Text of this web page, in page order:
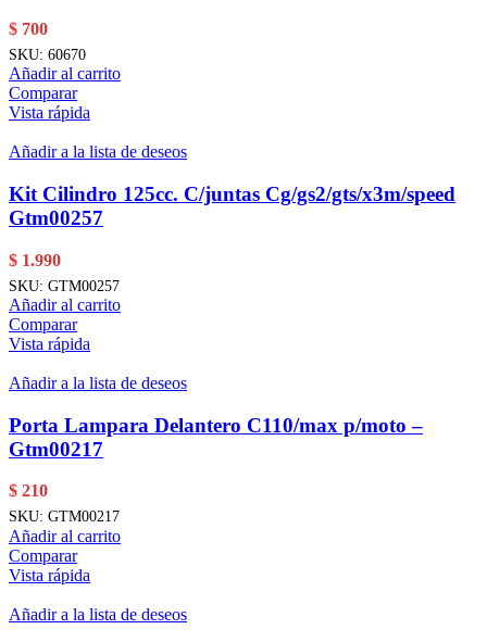
$ 700
SKU: 60670
Añadir al carrito
Comparar
Vista rápida
Añadir a la lista de deseos
Kit Cilindro 125cc. C/juntas Cg/gs2/gts/x3m/speed
Gtm00257
$ 1.990
SKU: GTM00257
Añadir al carrito
Comparar
Vista rápida
Añadir a la lista de deseos
Porta Lampara Delantero C110/max p/moto –
Gtm00217
$ 210
SKU: GTM00217
Añadir al carrito
Comparar
Vista rápida
Añadir a la lista de deseos